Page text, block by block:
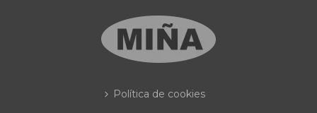
Política de cookies